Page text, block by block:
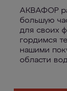
АКВАФОР
большую
для своих
гордимся
нашими
области